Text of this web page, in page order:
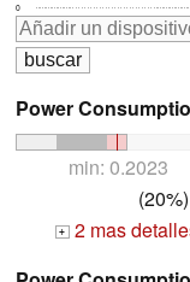
0
Power
min: 0.2023
(20%)
+ 2 mas